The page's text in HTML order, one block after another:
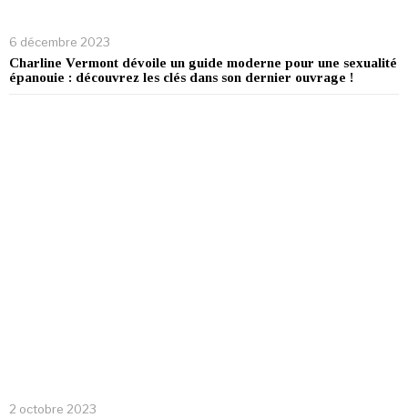
6 décembre 2023
Charline Vermont dévoile un guide moderne pour une sexualité
épanouie : découvrez les clés dans son dernier ouvrage !
2 octobre 2023